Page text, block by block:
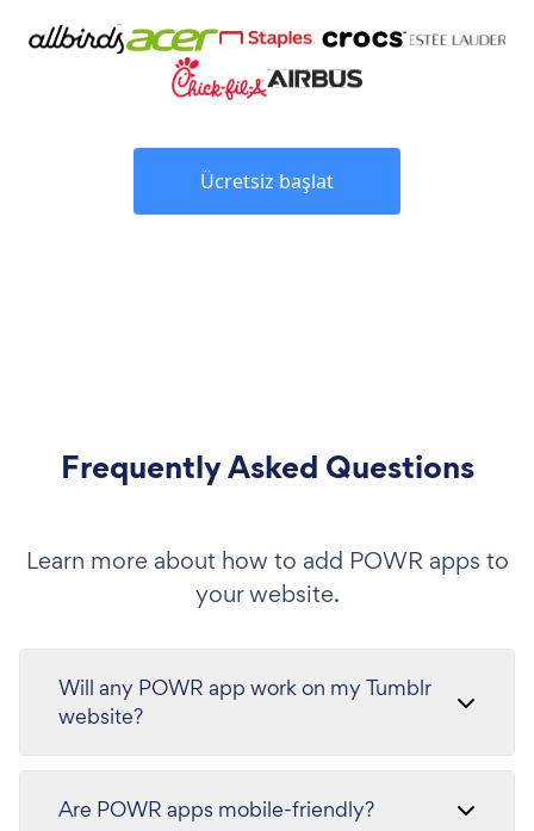
Ücretsiz başlat
Frequently Asked Questions
Learn more about how to add POWR apps to
your website.
Will any POWR app work on my Tumblr
website?
Are POWR apps mobile-friendly?